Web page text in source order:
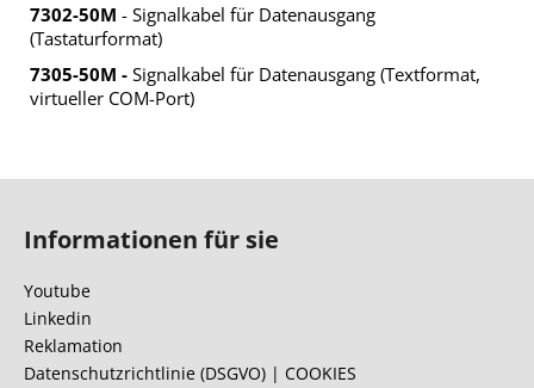
7302-50M - Signalkabel für Datenausgang
(Tastaturformat)
7305-50M - Signalkabel für Datenausgang (Textformat,
virtueller COM-Port)
Informationen für sie
Youtube
Linkedin
Reklamation
Datenschutzrichtlinie (DSGVO) | COOKIES